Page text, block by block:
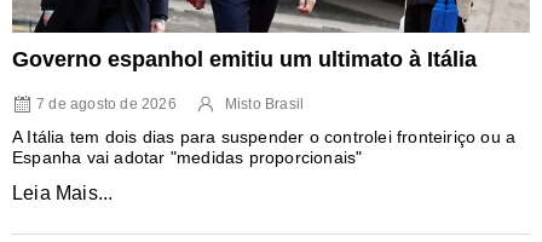
Governo espanhol emitiu um ultimato à Itália
7 de agosto de 2026 Misto Brasil
A Itália tem dois dias para suspender o controlei fronteiriço ou a
Espanha vai adotar "medidas proporcionais"
Leia Mais...